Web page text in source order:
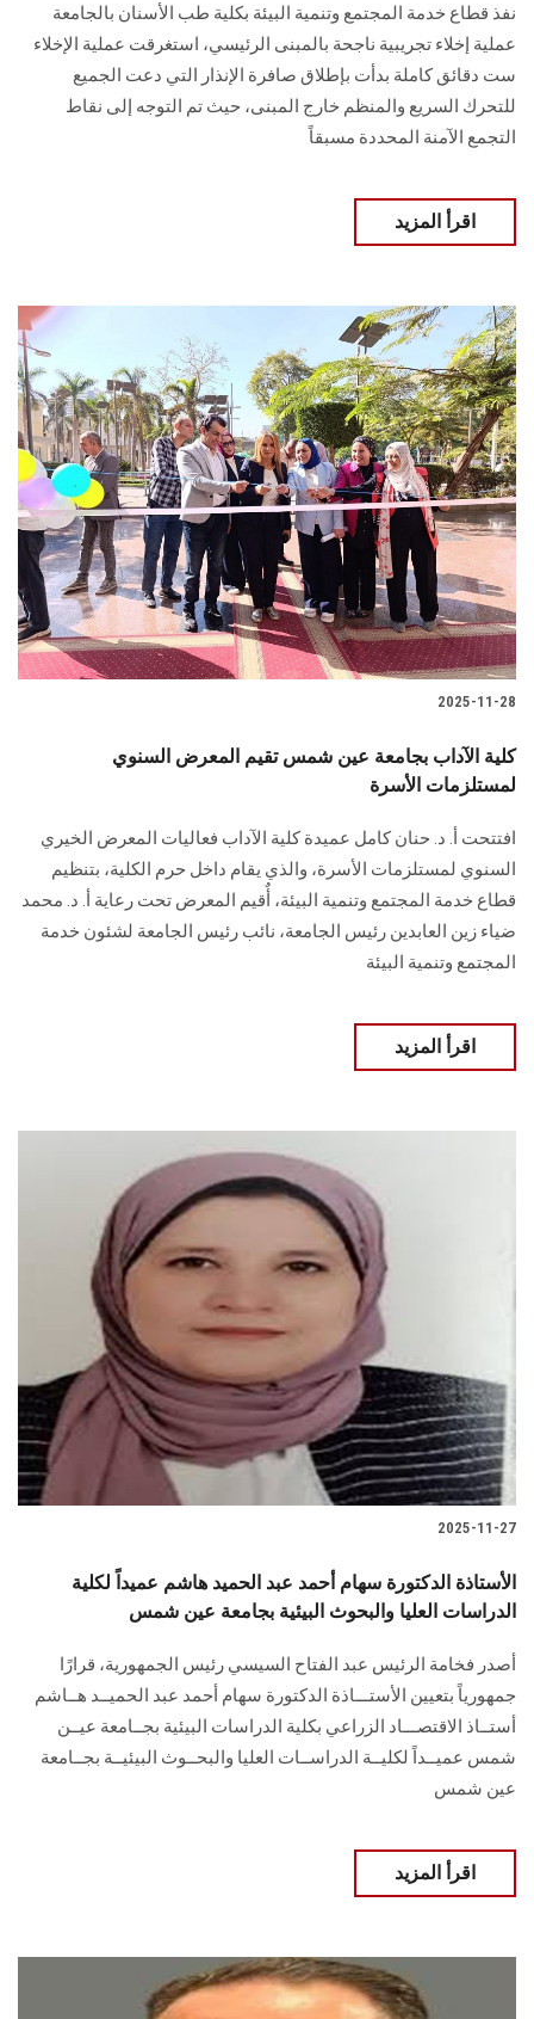
نفذ قطاع خدمة المجتمع وتنمية البيئة بكلية طب الأسنان بالجامعة
عملية إخلاء تجريبية ناجحة بالمبنى الرئيسي، استغرقت عملية الإخلاء
ست دقائق كاملة بدأت بإطلاق صافرة الإنذار التي دعت الجميع
للتحرك السريع والمنظم خارج المبنى، حيث تم التوجه إلى نقاط
التجمع الآمنة المحددة مسبقاً
اقرأ المزيد
2025-11-28
كلية الآداب بجامعة عين شمس تقيم المعرض السنوي
لمستلزمات الأسرة
افتتحت أ. د. حنان كامل عميدة كلية الآداب فعاليات المعرض الخيري
السنوي لمستلزمات الأسرة، والذي يقام داخل حرم الكلية، بتنظيم
قطاع خدمة المجتمع وتنمية البيئة، أٌقيم المعرض تحت رعاية أ. د. محمد
ضياء زين العابدين رئيس الجامعة، نائب رئيس الجامعة لشئون خدمة
المجتمع وتنمية البيئة
اقرأ المزيد
2025-11-27
الأستاذة الدكتورة سهام أحمد عبد الحميد هاشم عميداً لكلية
الدراسات العليا والبحوث البيئية بجامعة عين شمس
أصدر فخامة الرئيس عبد الفتاح السيسي رئيس الجمهورية، قرارًا
جمهورياً بتعيين الأستـــاذة الدكتورة سهام أحمد عبد الحميــد هــاشم
أستــاذ الاقتصـــاد الزراعي بكلية الدراسات البيئية بجــامعة عيــن
شمس عميــداً لكليــة الدراســات العليا والبحــوث البيئيــة بجــامعة
عين شمس
اقرأ المزيد